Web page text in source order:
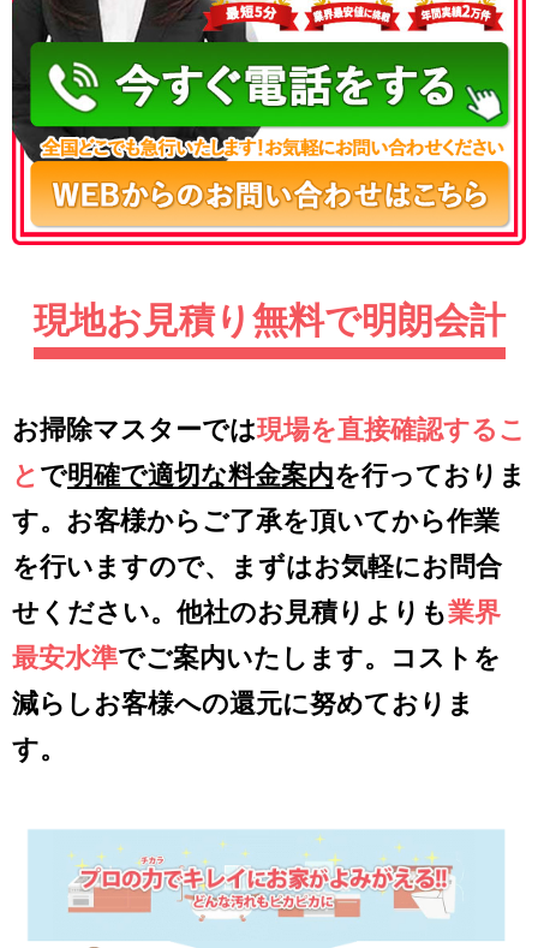
050-3177-5687
現地お見積り無料で明朗会計
お掃除マスターでは現場を直接確認するこ
と で明確で適切な料金案内を行っておりま
す。お客様からご了承を頂いてから作業
を行いますので、まずはお気軽にお問合
せください。他社のお見積りよりも業界
最安水準でご案内いたします。コストを
減らしお客様への還元に努めておりま
す。